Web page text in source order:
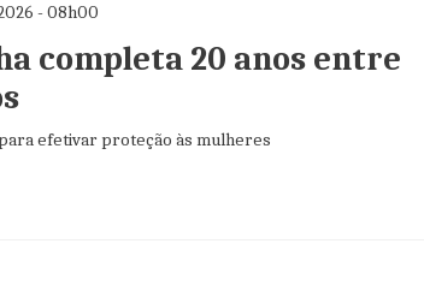
- 08h00
completa 20 anos entre
efetivar proteção às mulheres